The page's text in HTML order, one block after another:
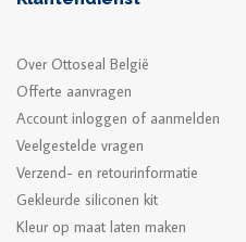
Over Ottoseal België
Offerte aanvragen
Account inloggen of aanmelden
Veelgestelde vragen
Verzend- en retourinformatie
Gekleurde siliconen kit
Kleur op maat laten maken